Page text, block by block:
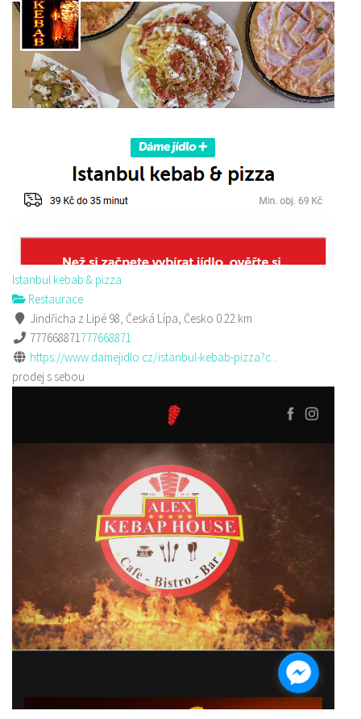
Istanbul kebab & pizza
Restaurace
Jindřicha z Lipé 98, Česká Lípa, Česko 0.22 km
777668871777668871
https://www.damejidlo.cz/istanbul-kebab-pizza?c...
prodej s sebou